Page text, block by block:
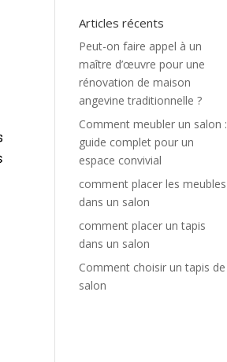
Articles récents
Peut-on faire appel à un
maître d’œuvre pour une
rénovation de maison
angevine traditionnelle ?
Comment meubler un salon :
guide complet pour un
espace convivial
comment placer les meubles
dans un salon
comment placer un tapis
dans un salon
Comment choisir un tapis de
salon